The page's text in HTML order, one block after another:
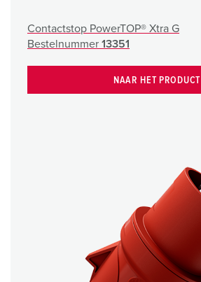
Contactstop PowerTOP® Xtra G
Bestelnummer 13351
NAAR HET PRODUCT